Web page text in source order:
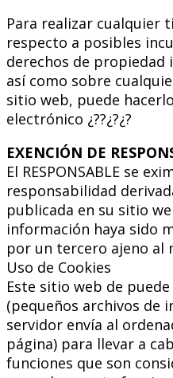
Para realizar cualquier
respecto a posibles
derechos de
así como sobre
sitio web, puede
electrónico ¿??¿?¿?
EXENCIÓN DE
El RESPONSABLE se
responsabilidad
publicada en su sitio
información haya sido
por un tercero ajeno al
Uso de Cookies
Este sitio web de
(pequeños archivos de
servidor envía al
página) para llevar a
funciones que son